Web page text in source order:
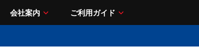
会社案内 ご利用ガイド